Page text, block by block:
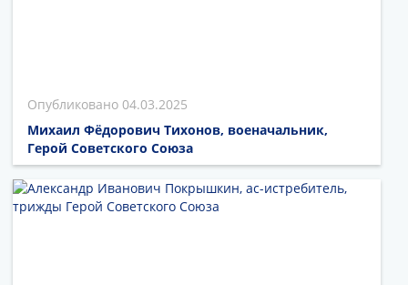
04.03.2025
Михаил Фёдорович Тихонов, военачальник,
Герой Советского Союза